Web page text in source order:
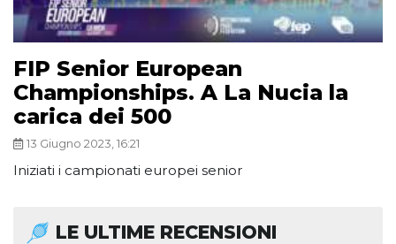
FIP Senior European
Championships. A La Nucia la
carica dei 500
13 Giugno 2023, 16:21
Iniziati i campionati europei senior
LE ULTIME RECENSIONI